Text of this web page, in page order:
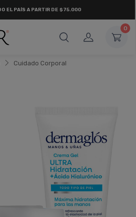
0
Cuidado Corporal